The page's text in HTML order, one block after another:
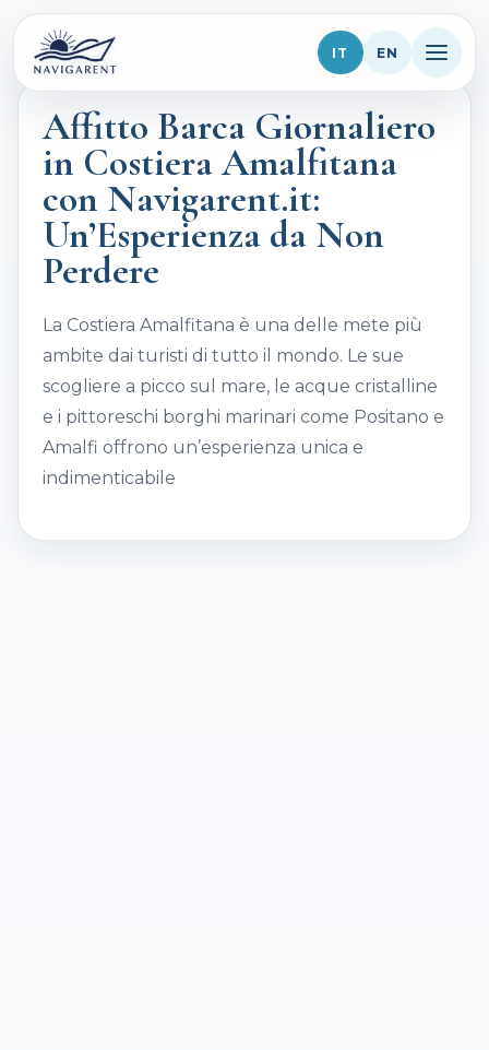
IT EN
Home
La Flotta
Tour
Destinazioni
Chi siamo
Contatti
Blog
Affitto Barca Giornaliero
in Costiera Amalfitana
con Navigarent.it:
Un’Esperienza da Non
Perdere
La Costiera Amalfitana è una delle mete più
ambite dai turisti di tutto il mondo. Le sue
scogliere a picco sul mare, le acque cristalline
e i pittoreschi borghi marinari come Positano e
Amalfi offrono un’esperienza unica e
indimenticabile